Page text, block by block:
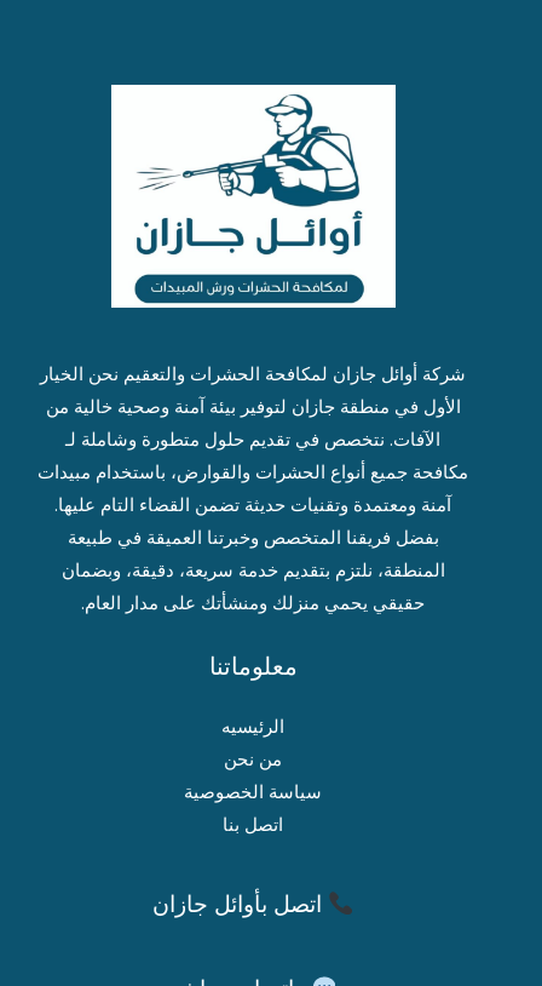
شركة أوائل جازان لمكافحة الحشرات والتعقيم نحن الخيار
الأول في منطقة جازان لتوفير بيئة آمنة وصحية خالية من
الآفات. نتخصص في تقديم حلول متطورة وشاملة لـ
مكافحة جميع أنواع الحشرات والقوارض، باستخدام مبيدات
آمنة ومعتمدة وتقنيات حديثة تضمن القضاء التام عليها.
بفضل فريقنا المتخصص وخبرتنا العميقة في طبيعة
المنطقة، نلتزم بتقديم خدمة سريعة، دقيقة، وبضمان
حقيقي يحمي منزلك ومنشأتك على مدار العام.
معلوماتنا
الرئيسيه
من نحن
سياسة الخصوصية
اتصل بنا
اتصل بأوائل جازان